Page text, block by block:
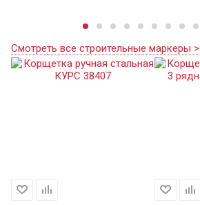
Смотреть все строительные маркеры >